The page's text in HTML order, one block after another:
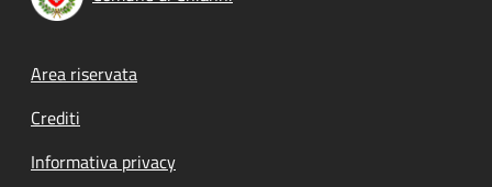
Footer menu
Area riservata
Crediti
Informativa privacy